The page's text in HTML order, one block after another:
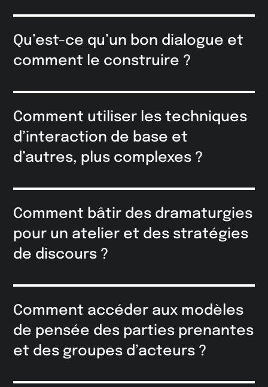
Qu’est-ce qu’un bon dialogue et
comment le construire ?
Comment utiliser les techniques
d’interaction de base et
d’autres, plus complexes ?
Comment bâtir des dramaturgies
pour un atelier et des stratégies
de discours ?
Comment accéder aux modèles
de pensée des parties prenantes
et des groupes d’acteurs ?